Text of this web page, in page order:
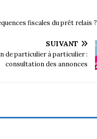
fiscales du prêt relais ?
SUIVANT
de particulier à particulier :
consultation des annonces